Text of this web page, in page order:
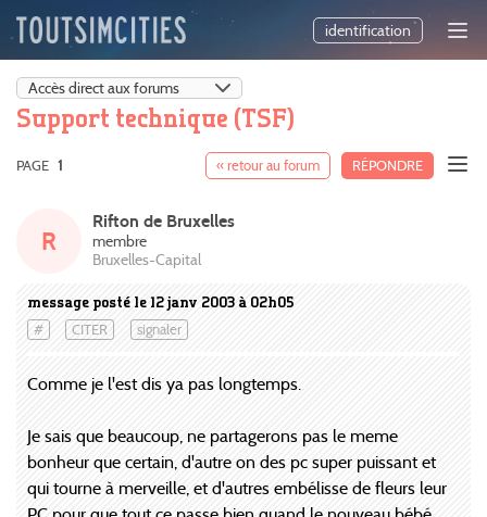
identification
Support technique (TSF)
« retour au forum RÉPONDRE
PAGE 1
message posté le 12 janv 2003 à 02h05
# CITER signaler
R
Rifton de Bruxelles
membre
Bruxelles-Capital
Comme je l'est dis ya pas longtemps.
Je sais que beaucoup, ne partagerons pas le meme
bonheur que certain, d'autre on des pc super puissant et
qui tourne à merveille, et d'autres embélisse de fleurs leur